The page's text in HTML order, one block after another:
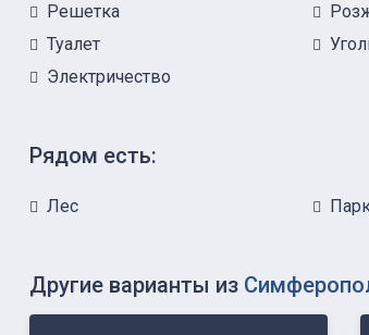
Решетка
Туалет
Электричество
Рядом есть:
Лес
Другие варианты из